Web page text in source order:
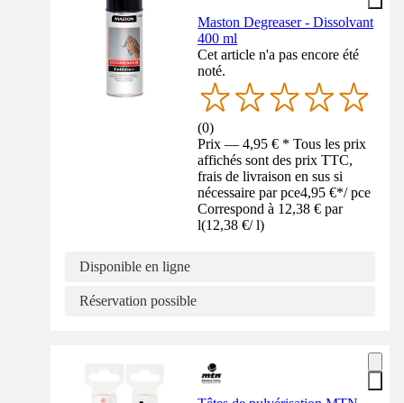
Maston Degreaser - Dissolvant
400 ml
Cet article n'a pas encore été
noté.
(0)
Prix — 4,95 € * Tous les prix
affichés sont des prix TTC,
frais de livraison en sus si
nécessaire par pce4,95 €*/ pce
Correspond à 12,38 € par
l(12,38 €/ l)
Disponible en ligne
Réservation possible